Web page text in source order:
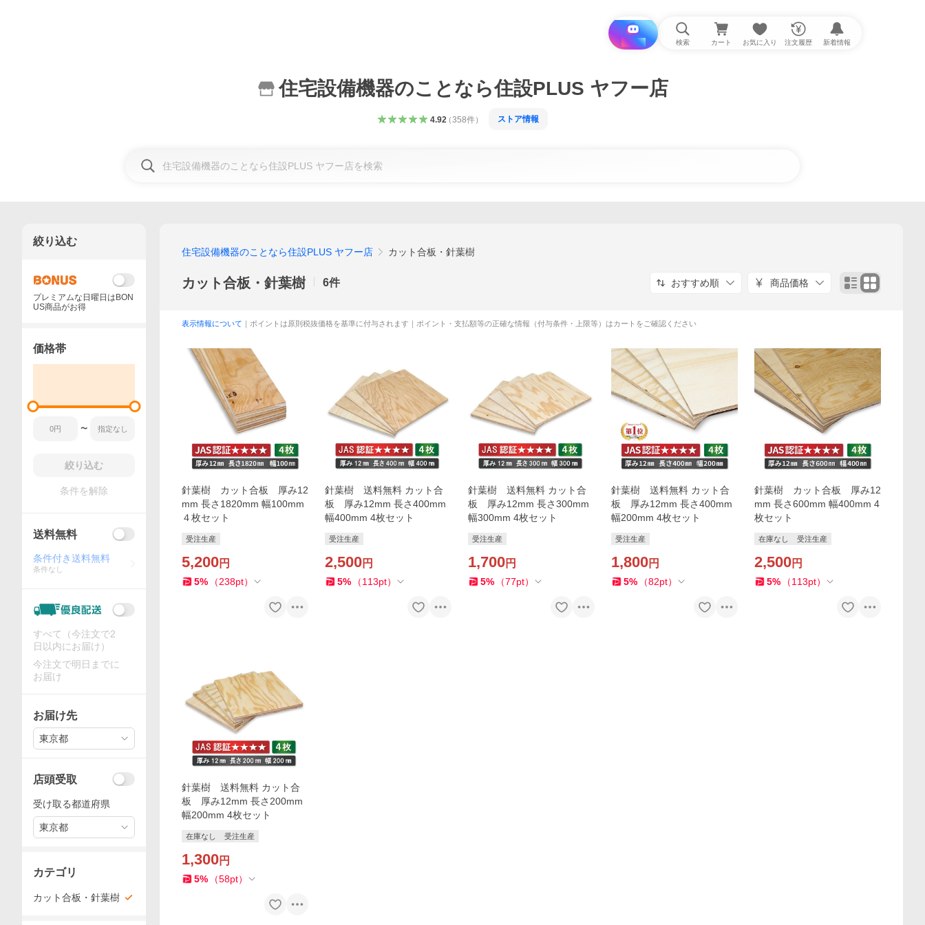
i と探す 検索 カート お気に入り 注文履歴 新着情報
住宅設備機器のことなら住設PLUS ヤフー店
4.92（358件） ストア情報
住宅設備機器のことなら住設PLUS ヤフー店 カット合板・針葉樹
カット合板・針葉樹 6件 おすすめ順 商品価格
表示情報について ｜ポイントは原則税抜価格を基準に付与されます｜ポイント・支払額等の正確な情報（付与条件・上限等）はカートをご確認ください
針葉樹 カット合板 厚み12
mm 長さ1820mm 幅100mm
４枚セット
受注生産
5,200円
5% （238pt）
針葉樹 送料無料 カット合
板 厚み12mm 長さ400mm
幅400mm 4枚セット
受注生産
2,500円
5% （113pt）
針葉樹 送料無料 カット合
板 厚み12mm 長さ300mm
幅300mm 4枚セット
受注生産
1,700円
5% （77pt）
針葉樹 送料無料 カット合
板 厚み12mm 長さ400mm
幅200mm 4枚セット
受注生産
1,800円
5% （82pt）
針葉樹 カット合板 厚み12
mm 長さ600mm 幅400mm 4
枚セット
在庫なし 受注生産
2,500円
5% （113pt）
針葉樹 送料無料 カット合
板 厚み12mm 長さ200mm
幅200mm 4枚セット
在庫なし 受注生産
1,300円
5% （58pt）
絞り込む
プレミアムな日曜日はBON
US商品がお得
価格帯
〜
絞り込む
条件を解除
送料無料
条件付き送料無料
条件なし
すべて（今注文で2
日以内にお届け）
今注文で明日までに
お届け
お届け先
東京都
店頭受取
受け取る都道府県
東京都
カテゴリ
カット合板・針葉樹